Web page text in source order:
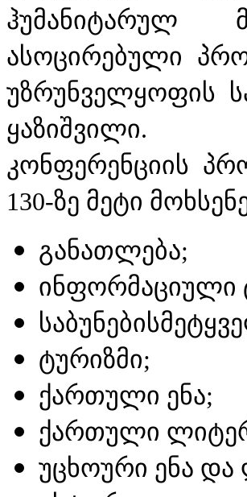
ჰუმანიტარულ
ასოცირებული
უზრუნველყოფის
ყაზიშვილი.
კონფერენციის
130-ზე მეტი
განათლება;
ინფორმაციული
ტურიზმი;
ქართული ენა;
ქართული
უცხოური ენა